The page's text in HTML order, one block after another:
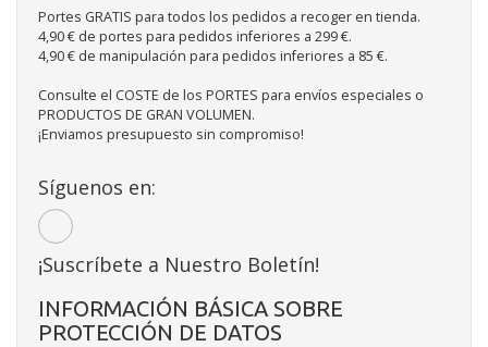
Portes GRATIS para todos los pedidos a recoger en tienda.
4,90 € de portes para pedidos inferiores a 299 €.
4,90 € de manipulación para pedidos inferiores a 85 €.
Consulte el COSTE de los PORTES para envíos especiales o
PRODUCTOS DE GRAN VOLUMEN.
¡Enviamos presupuesto sin compromiso!
Síguenos en:
¡Suscríbete a Nuestro Boletín!
INFORMACIÓN BÁSICA SOBRE
PROTECCIÓN DE DATOS